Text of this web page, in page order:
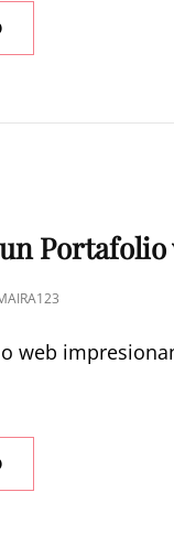
web